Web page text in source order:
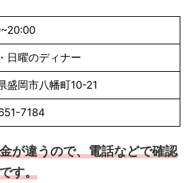
日曜のディナー
盛岡市八幡町10-21
7184
が違うので、電話などで確認
す。